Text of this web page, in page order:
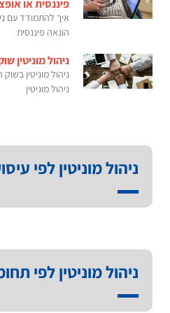
פיננסית או
איך להתמודד עם
הונאה פיננסית
ניהול מוניטין
ניהול מוניטין
ניהול מוניטין
ניהול מוניטין לפי
ניהול מוניטין לפי